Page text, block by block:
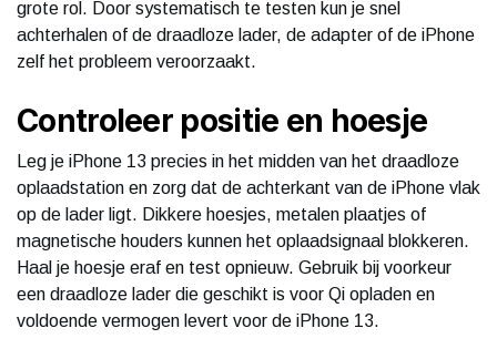
grote rol. Door systematisch te testen kun je snel
achterhalen of de draadloze lader, de adapter of de iPhone
zelf het probleem veroorzaakt.
Controleer positie en hoesje
Leg je iPhone 13 precies in het midden van het draadloze
oplaadstation en zorg dat de achterkant van de iPhone vlak
op de lader ligt. Dikkere hoesjes, metalen plaatjes of
magnetische houders kunnen het oplaadsignaal blokkeren.
Haal je hoesje eraf en test opnieuw. Gebruik bij voorkeur
een draadloze lader die geschikt is voor Qi opladen en
voldoende vermogen levert voor de iPhone 13.